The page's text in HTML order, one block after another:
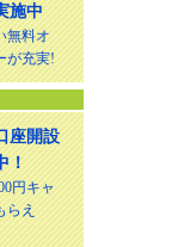
施中
無料オ
が充実!
座開設
！
円キャ
らえ